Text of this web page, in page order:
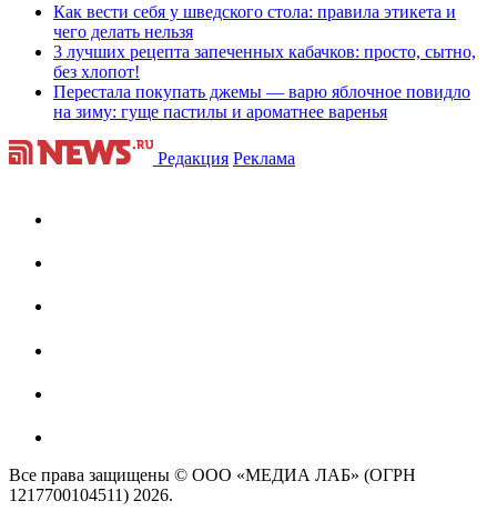
Как вести себя у шведского стола: правила этикета и
чего делать нельзя
3 лучших рецепта запеченных кабачков: просто, сытно,
без хлопот!
Перестала покупать джемы — варю яблочное повидло
на зиму: гуще пастилы и ароматнее варенья
Редакция Реклама
Все права защищены © ООО «МЕДИА ЛАБ» (ОГРН
1217700104511) 2026.